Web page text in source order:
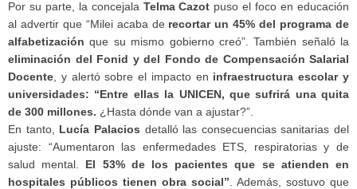
Por su parte, la concejala Telma Cazot puso el foco en educación
al advertir que “Milei acaba de recortar un 45% del programa de
alfabetización que su mismo gobierno creó”. También señaló la
eliminación del Fonid y del Fondo de Compensación Salarial
Docente , y alertó sobre el impacto en infraestructura escolar y
universidades: “Entre ellas la UNICEN, que sufrirá una quita
de 300 millones. ¿Hasta dónde van a ajustar?”.
En tanto, Lucía Palacios detalló las consecuencias sanitarias del
ajuste: “Aumentaron las enfermedades ETS, respiratorias y de
salud mental. El 53% de los pacientes que se atienden en
hospitales públicos tienen obra social” . Además, sostuvo que